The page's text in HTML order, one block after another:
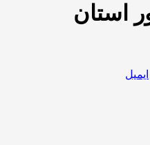
استان
ایمیل